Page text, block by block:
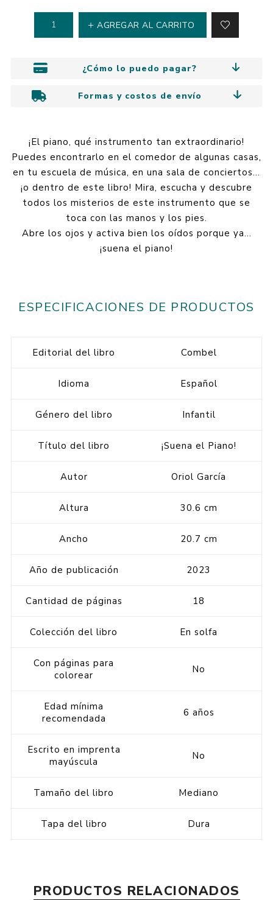
AGREGAR AL CARRITO
¿Cómo lo puedo pagar?
Formas y costos de envío
¡El piano, qué instrumento tan extraordinario!
Puedes encontrarlo en el comedor de algunas casas,
en tu escuela de música, en una sala de conciertos…
¡o dentro de este libro! Mira, escucha y descubre
todos los misterios de este instrumento que se
toca con las manos y los pies.
Abre los ojos y activa bien los oídos porque ya…
¡suena el piano!
ESPECIFICACIONES DE PRODUCTOS
Editorial del libro Combel
Idioma Español
Género del libro Infantil
Título del libro ¡Suena el Piano!
Autor Oriol García
Altura 30.6 cm
Ancho 20.7 cm
Año de publicación 2023
Cantidad de páginas 18
Colección del libro En solfa
Con páginas para
colorear
No
Edad mínima
recomendada
6 años
Escrito en imprenta
mayúscula
No
Tamaño del libro Mediano
Tapa del libro Dura
PRODUCTOS RELACIONADOS